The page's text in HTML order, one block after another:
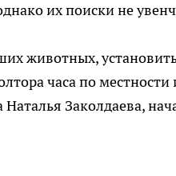
их поиски не
животных,
часа по
Заколдаева,